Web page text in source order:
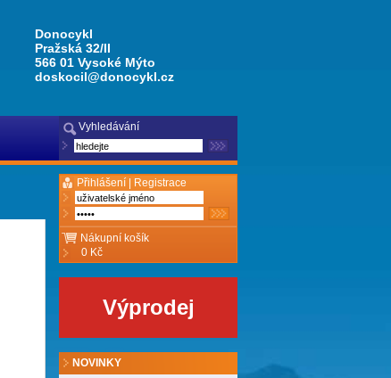
Donocykl
Pražská 32/II
566 01 Vysoké Mýto
doskocil@donocykl.cz
Vyhledávání
Přihlášení | Registrace
Nákupní košík
0 Kč
Výprodej
NOVINKY